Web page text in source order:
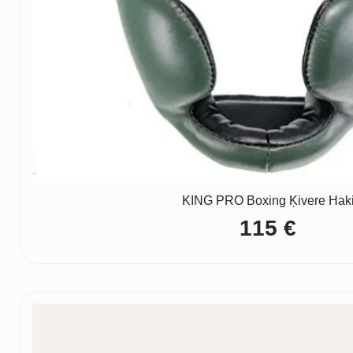
KING PRO Boxing Ķivere
115€